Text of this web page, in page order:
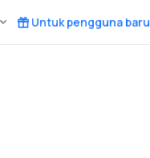
Untuk pengguna baru